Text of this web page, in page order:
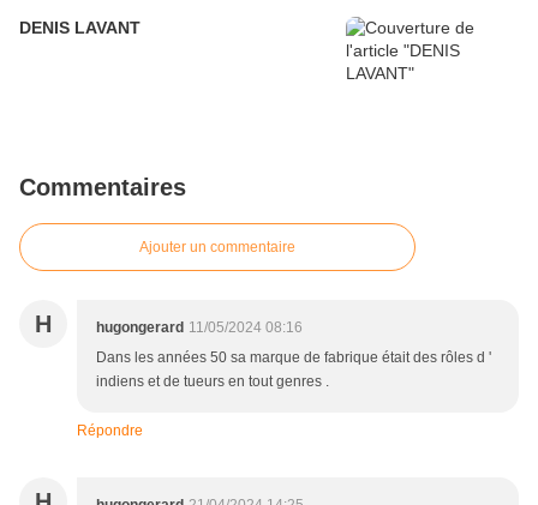
DENIS LAVANT
Commentaires
Ajouter un commentaire
H hugongerard 11/05/2024 08:16
Dans les années 50 sa marque de fabrique était des rôles d '
indiens et de tueurs en tout genres .
Répondre